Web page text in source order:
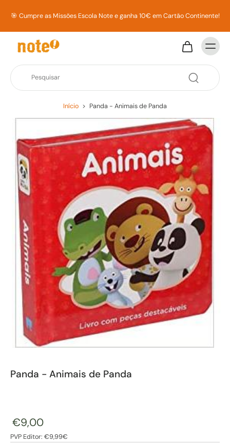
🎯 Cumpre as Missões Escola Note e ganha 10€ em Cartão Continente!
Início > Panda - Animais de Panda
Panda - Animais de Panda
€9,00
PVP Editor: €9,99€